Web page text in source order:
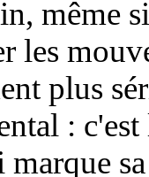
même
les
plus
: c'est